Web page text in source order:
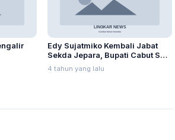
Edy Sujatmiko Kembali Jabat
Sekda Jepara, Bupati Cabut SK
Pembebas Tugasan
4 tahun yang lalu